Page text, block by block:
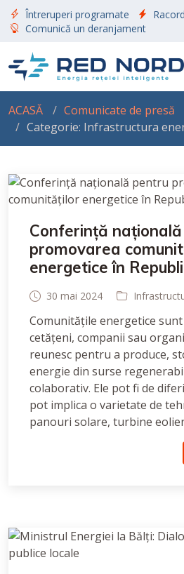
Întreruperi programate
Comunică un deranjament
ACASĂ
Comunicate de presă
Categorie: Infrastructura
Conferință
promovarea
energetice în
30 mai 2024
Comunitățile energetice
cetățeni, companii sau
reunesc pentru a produce,
energie din surse
colaborativ. Ele pot fi de
pot implica o varietate de
panouri solare, turbine